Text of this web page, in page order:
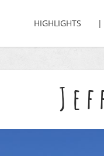
HIGHLIGHTS |